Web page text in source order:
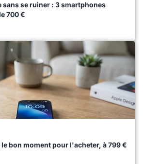
sans se ruiner : 3 smartphones
700 €
le bon moment pour l'acheter, à 799 €